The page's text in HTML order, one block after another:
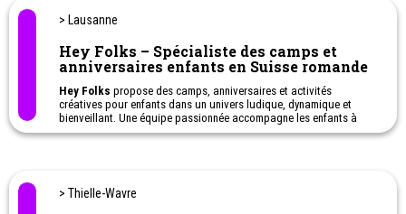
> Lausanne
Hey Folks – Spécialiste des camps et
anniversaires enfants en Suisse romande
Hey Folks propose des camps, anniversaires et activités
créatives pour enfants dans un univers ludique, dynamique et
bienveillant. Une équipe passionnée accompagne les enfants à
travers des expériences originales mêlant aventure, créativité et
> Thielle-Wavre